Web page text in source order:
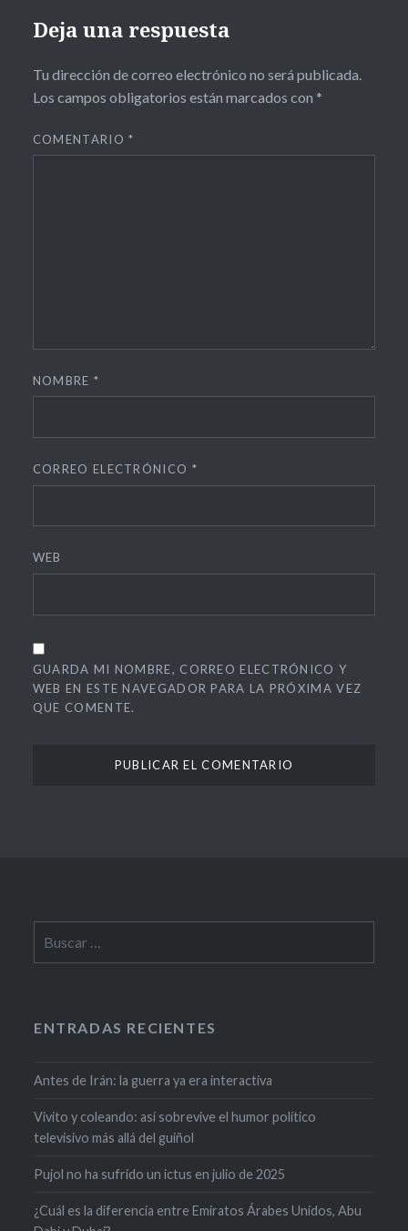
Deja una respuesta
Tu dirección de correo electrónico no será publicada.
Los campos obligatorios están marcados con *
COMENTARIO*
NOMBRE *
CORREO ELECTRÓNICO *
WEB
GUARDA MI NOMBRE, CORREO ELECTRÓNICO Y
WEB EN ESTE NAVEGADOR PARA LA PRÓXIMA VEZ
QUE COMENTE.
ENTRADAS RECIENTES
Antes de Irán: la guerra ya era interactiva
Vivito y coleando: así sobrevive el humor político
televisivo más allá del guiñol
Pujol no ha sufrido un ictus en julio de 2025
¿Cuál es la diferencia entre Emiratos Árabes Unidos, Abu